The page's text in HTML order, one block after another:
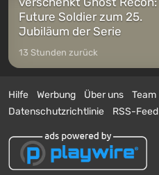
Future Soldier zum 25.
Jubiläum der Serie
13 Stunden zurück
Hilfe Werbung Über uns Team
Datenschutzrichtlinie
RSS-Feed